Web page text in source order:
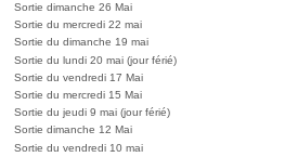
Sortie dimanche 26 Mai
Sortie du mercredi 22 mai
Sortie du dimanche 19 mai
Sortie du lundi 20 mai (jour férié)
Sortie du vendredi 17 Mai
Sortie du mercredi 15 Mai
Sortie du jeudi 9 mai (jour férié)
Sortie dimanche 12 Mai
Sortie du vendredi 10 mai